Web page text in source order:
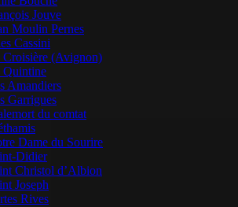
Jouve
Moulin Pernes
Cassini
Croisière (Avignon)
Quintine
Amandiers
Garrigues
du comtat
Dame du Sourire
Didier
Christol d’Albion
Joseph
Rives